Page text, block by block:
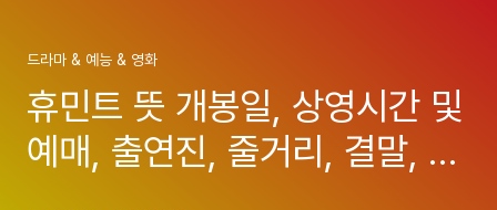
드라마 & 예능 & 영화
휴민트 뜻 개봉일, 상영시간 및
예매, 출연진, 줄거리, 결말, 평